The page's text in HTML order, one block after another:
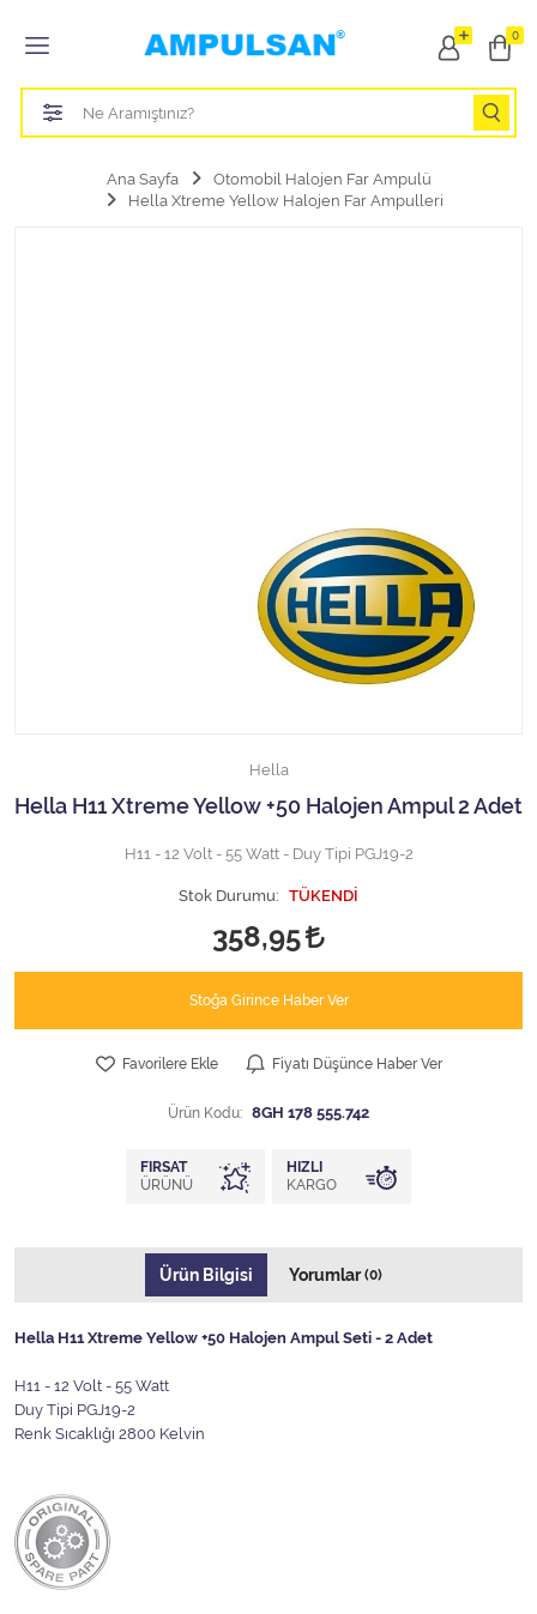
0
Tüm Kategoriler
Led Aydınlatma Ampulü
Otomobil Halojen Far Ampulü
Motosiklet Halojen Far Ampulü
Tüm Kategorileri Gör
Ana Sayfa
Otomobil Halojen Far Ampulü
Hella Xtreme Yellow Halojen Far Ampulleri
Hella
Hella H11 Xtreme Yellow +50 Halojen Ampul 2 Adet
H11 - 12 Volt - 55 Watt - Duy Tipi PGJ19-2
Stok Durumu: TÜKENDİ
358,95
Stoğa Girince Haber Ver
Favorilere Ekle Fiyatı Düşünce Haber Ver
Ürün Kodu: 8GH 178 555.742
FIRSAT
ÜRÜNÜ
HIZLI
KARGO
Ürün Bilgisi Yorumlar(0)
Hella H11 Xtreme Yellow +50 Halojen Ampul Seti - 2 Adet
H11 - 12 Volt - 55 Watt
Duy Tipi PGJ19-2
Renk Sıcaklığı 2800 Kelvin